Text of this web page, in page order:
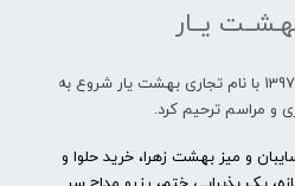
یــار
شرکت آراد باتاب پردیس از سال 1397 با نام تجاری بهشت یار شروع به
و مراسم ترحیم کرد.
و میز بهشت زهرا، خرید حلوا و